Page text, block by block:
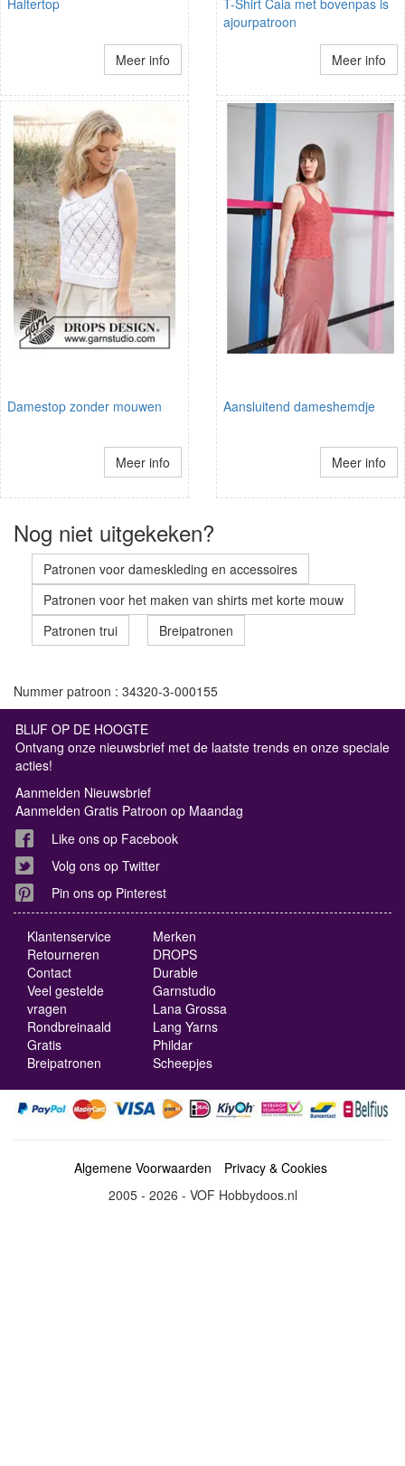
Haltertop
Meer info
T-Shirt Caia met bovenpas is
ajourpatroon
Meer info
Damestop zonder mouwen
Meer info
Aansluitend dameshemdje
Meer info
Nog niet uitgekeken?
Patronen voor dameskleding en accessoires
Patronen voor het maken van shirts met korte mouw
Patronen trui
Breipatronen
Nummer patroon : 34320-3-000155
BLIJF OP DE HOOGTE
Ontvang onze nieuwsbrief met de laatste trends en onze speciale
acties!
Aanmelden Nieuwsbrief
Aanmelden Gratis Patroon op Maandag
Like ons op Facebook
Volg ons op Twitter
Pin ons op Pinterest
Klantenservice
Retourneren
Contact
Veel gestelde
vragen
Rondbreinaald
Gratis
Breipatronen
Merken
DROPS
Durable
Garnstudio
Lana Grossa
Lang Yarns
Phildar
Scheepjes
Algemene Voorwaarden
Privacy & Cookies
2005 - 2026 - VOF Hobbydoos.nl